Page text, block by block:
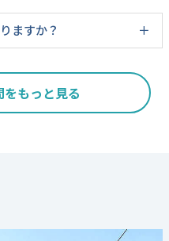
ますか？
もっと見る